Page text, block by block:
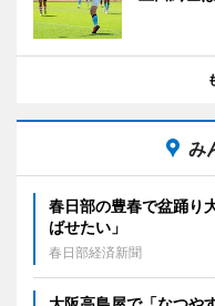
み
春日部の豊春で盆踊り
ばせたい」
春日部経済新聞